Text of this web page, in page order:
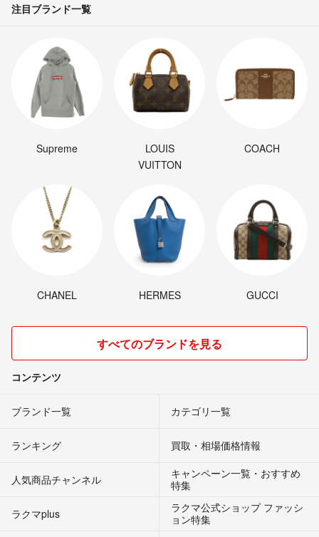
注目ブランド一覧
Supreme
LOUIS
VUITTON
COACH
CHANEL HERMES GUCCI
すべてのブランドを見る
コンテンツ
ブランド一覧 カテゴリ一覧
ランキング 買取・相場価格情報
人気商品チャンネル
キャンペーン一覧・おすすめ
特集
ラクマplus
ラクマ公式ショップ ファッシ
ョン特集